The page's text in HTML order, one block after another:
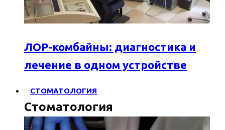
ЛОР-комбайны: диагностика и
лечение в одном устройстве
СТОМАТОЛОГИЯ
Стоматология